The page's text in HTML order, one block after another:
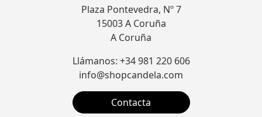
Plaza Pontevedra, Nº 7
15003 A Coruña
A Coruña
Llámanos: +34 981 220 606
info@shopcandela.com
Contacta